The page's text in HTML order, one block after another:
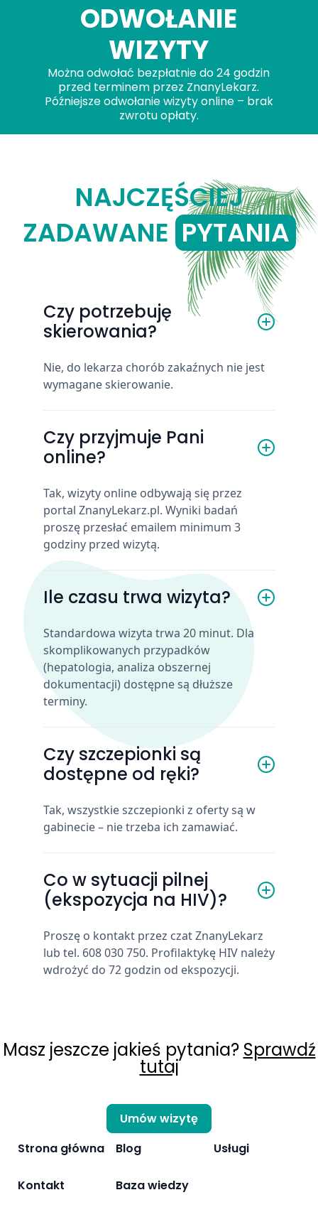
ODWOŁANIE
WIZYTY
Można odwołać bezpłatnie do 24 godzin
przed terminem przez ZnanyLekarz.
Późniejsze odwołanie wizyty online – brak
zwrotu opłaty.
NAJCZĘŚCIEJ
ZADAWANE PYTANIA
Czy potrzebuję
skierowania?
Nie, do lekarza chorób zakaźnych nie jest
wymagane skierowanie.
Czy przyjmuje Pani
online?
Tak, wizyty online odbywają się przez
portal ZnanyLekarz.pl. Wyniki badań
proszę przesłać emailem minimum 3
godziny przed wizytą.
Ile czasu trwa wizyta?
Standardowa wizyta trwa 20 minut. Dla
skomplikowanych przypadków
(hepatologia, analiza obszernej
dokumentacji) dostępne są dłuższe
terminy.
Czy szczepionki są
dostępne od ręki?
Tak, wszystkie szczepionki z oferty są w
gabinecie – nie trzeba ich zamawiać.
Co w sytuacji pilnej
(ekspozycja na HIV)?
Proszę o kontakt przez czat ZnanyLekarz
lub tel. 608 030 750. Profilaktykę HIV należy
wdrożyć do 72 godzin od ekspozycji.
Masz jeszcze jakieś pytania? Sprawdź
tutaj
Umów wizytę
Strona główna
Kontakt
Blog
Baza wiedzy
Usługi